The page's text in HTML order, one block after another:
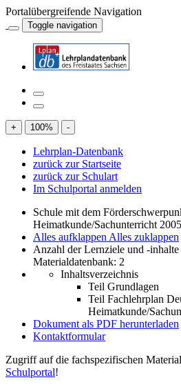
Portalübergreifende Navigation
Toggle navigation
+ 100% -
Lehrplan-Datenbank
zurück zur Startseite
zurück zur Schulart
Im Schulportal anmelden
Schule mit dem
Heimatkunde/Sachunterricht
Alles aufklappen Alles zuklappen
Anzahl der Lernziele und -
Materialdatenbank: 2
Inhaltsverzeichnis
Teil Grundlagen
Teil Fachlehrplan
Heimatkunde/
Dokument als PDF herunterladen
Kontaktformular
Zugriff auf die fachspezifischen
Schulportal!